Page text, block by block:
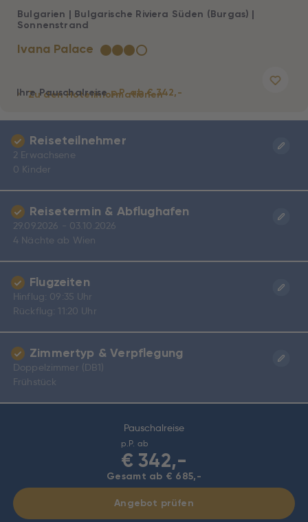
Ivana Palace ★★★☆
Bulgarien | Bulgarische Riviera Süden (Burgas) |
Sonnenstrand
Zu den Hotelinformationen
Ihre Pauschalreisep.P. ab € 342,-
Pauschalreise
p.P. ab
€ 342,-
Gesamt ab € 685,-
Angebot prüfen
Reiseteilnehmer
2 Erwachsene
0 Kinder
Reisetermin & Abflughafen
29.09.2026 - 03.10.2026
4 Nächte ab Wien
Flugzeiten
Hinflug: 09:35 Uhr
Rückflug: 11:20 Uhr
Zimmertyp & Verpflegung
Doppelzimmer (DB1)
Frühstück